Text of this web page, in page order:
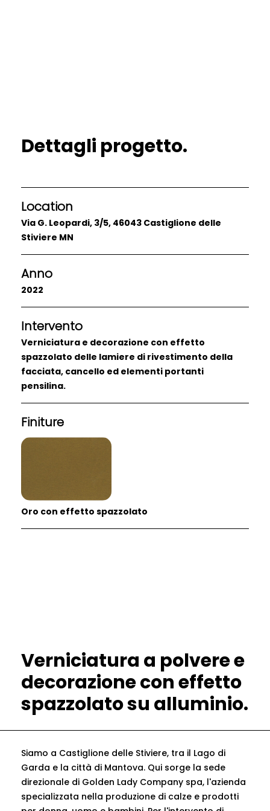
Dettagli progetto.
Location
Via G. Leopardi, 3/5, 46043 Castiglione delle
Stiviere MN
Anno
2022
Intervento
Verniciatura e decorazione con effetto
spazzolato delle lamiere di rivestimento della
facciata, cancello ed elementi portanti
pensilina.
Finiture
Oro con effetto spazzolato
Verniciatura a polvere e
decorazione con effetto
spazzolato su alluminio.
Siamo a Castiglione delle Stiviere, tra il Lago di
Garda e la città di Mantova. Qui sorge la sede
direzionale di Golden Lady Company spa, l'azienda
specializzata nella produzione di calze e prodotti